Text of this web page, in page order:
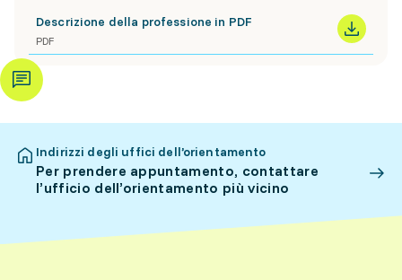
Descrizione della professione in PDF
PDF
Indirizzi degli uffici dell’orientamento
Per prendere appuntamento, contattare
l’ufficio dell’orientamento più vicino